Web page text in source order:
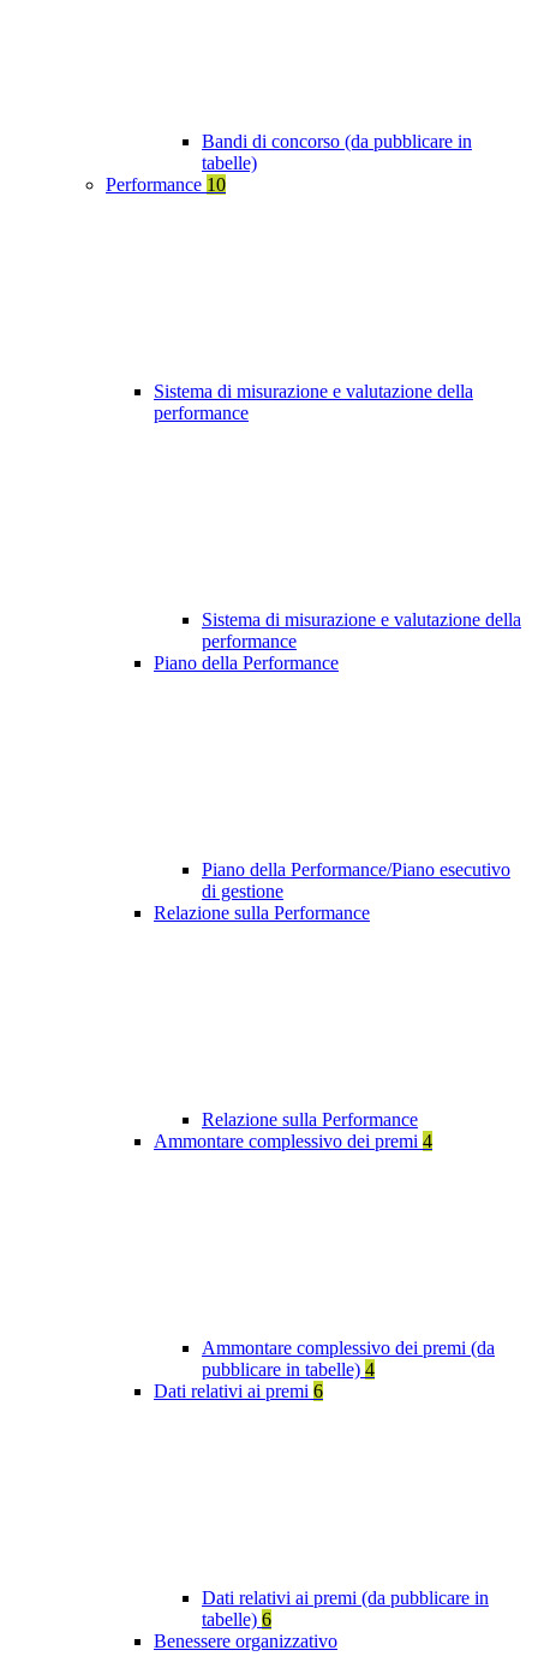
Bandi di concorso (da pubblicare in
tabelle)
Performance 10
Sistema di misurazione e valutazione della
performance
Sistema di misurazione e valutazione della
performance
Piano della Performance
Piano della Performance/Piano esecutivo
di gestione
Relazione sulla Performance
Relazione sulla Performance
Ammontare complessivo dei premi 4
Ammontare complessivo dei premi (da
pubblicare in tabelle) 4
Dati relativi ai premi 6
Dati relativi ai premi (da pubblicare in
tabelle) 6
Benessere organizzativo